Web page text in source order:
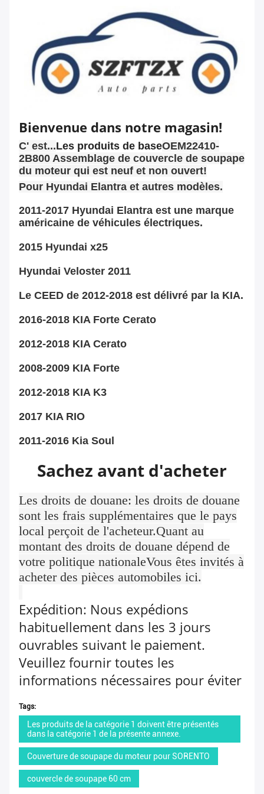
Bienvenue dans notre magasin!
C' est...Les produits de baseOEM22410-
2B800 Assemblage de couvercle de soupape
du moteur qui est neuf et non ouvert!
Pour Hyundai Elantra et autres modèles.
2011-2017 Hyundai Elantra est une marque
américaine de véhicules électriques.
2015 Hyundai x25
Hyundai Veloster 2011
Le CEED de 2012-2018 est délivré par la KIA.
2016-2018 KIA Forte Cerato
2012-2018 KIA Cerato
2008-2009 KIA Forte
2012-2018 KIA K3
2017 KIA RIO
2011-2016 Kia Soul
Sachez avant d'acheter
Les droits de douane: les droits de douane
sont les frais supplémentaires que le pays
local perçoit de l'acheteur.Quant au
montant des droits de douane dépend de
votre politique nationaleVous êtes invités à
acheter des pièces automobiles ici.
Expédition: Nous expédions
habituellement dans les 3 jours
ouvrables suivant le paiement.
Veuillez fournir toutes les
informations nécessaires pour éviter
les marchandises qu' à l' adresse de
livraison indiquée sur votre
commande.. Les sociétés de
logistique acceptent uniquement les
adresses et les noms en anglais.
Tags:
Les produits de la catégorie 1 doivent être présentés
dans la catégorie 1 de la présente annexe.
Couverture de soupape du moteur pour SORENTO
couvercle de soupape 60 cm